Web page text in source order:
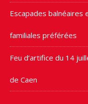
Escapades balnéaires
familiales préférées
Feu d’artifice du 14
de Caen